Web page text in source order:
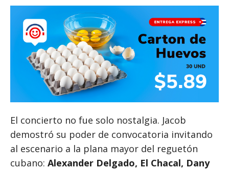
El concierto no fue solo nostalgia. Jacob
demostró su poder de convocatoria invitando
al escenario a la plana mayor del reguetón
cubano: Alexander Delgado, El Chacal, Dany